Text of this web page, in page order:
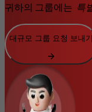
귀하의 그룹에는 특
대규모 그룹 요청 보내기